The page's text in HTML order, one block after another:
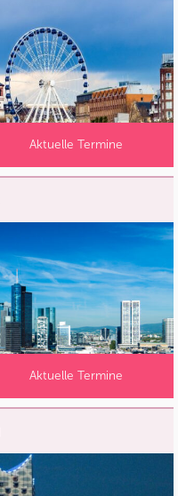
Aktuelle Termine
Aktuelle Termine